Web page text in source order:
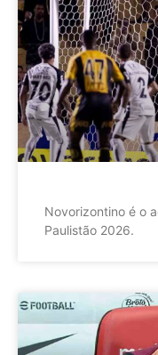
Novorizontino é o
Paulistão 2026.